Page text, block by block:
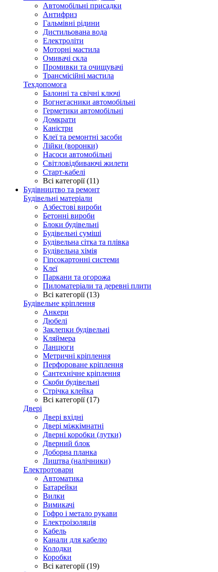
Автомобільні присадки
Антифриз
Гальмівні рідини
Дистильована вода
Електроліти
Моторні мастила
Омивачі скла
Промивки та очищувачі
Трансмісійні мастила
Техдопомога
Балонні та свічні ключі
Вогнегасники автомобільні
Герметики автомобільні
Домкрати
Каністри
Клеї та ремонтні засоби
Лійки (воронки)
Насоси автомобільні
Світловідбиваючі жилети
Старт-кабелі
Всі категорії (11)
Будівництво та ремонт
Будівельні матеріали
Азбестові вироби
Бетонні вироби
Блоки будівельні
Будівельні суміші
Будівельна сітка та плівка
Будівельна хімія
Гіпсокартонні системи
Клеї
Паркани та огорожа
Пиломатеріали та деревні плити
Всі категорії (13)
Будівельне кріплення
Анкери
Дюбелі
Заклепки будівельні
Кляймера
Ланцюги
Метричні кріплення
Перфороване кріплення
Сантехнічне кріплення
Скоби будівельні
Стрічка клейка
Всі категорії (17)
Двері
Двері вхідні
Двері міжкімнатні
Дверні коробки (лутки)
Дверний блок
Доборна планка
Лиштва (налічники)
Електротовари
Автоматика
Батарейки
Вилки
Вимикачі
Гофро і метало рукави
Електроізоляція
Кабель
Канали для кабелю
Колодки
Коробки
Всі категорії (19)